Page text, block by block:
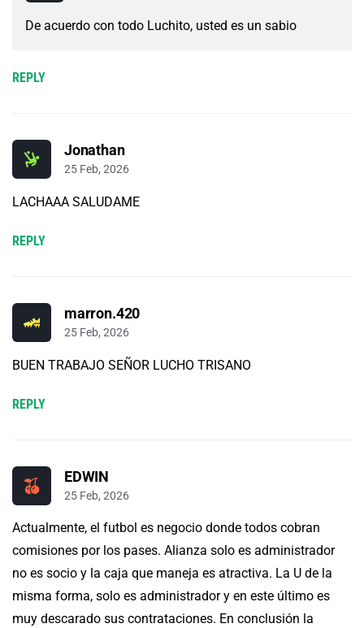
REPLY
De acuerdo con todo Luchito, usted es un sabio
Jonathan
25 Feb, 2026
LACHAAA SALUDAME
REPLY
marron.420
25 Feb, 2026
BUEN TRABAJO SEÑOR LUCHO TRISANO
REPLY
EDWIN
25 Feb, 2026
Actualmente, el futbol es negocio donde todos cobran
comisiones por los pases. Alianza solo es administrador
no es socio y la caja que maneja es atractiva. La U de la
misma forma, solo es administrador y en este último es
muy descarado sus contrataciones. En conclusión la